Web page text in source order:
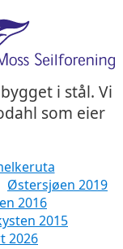
i stål. Vi
som eier
Østersjøen 2019
2016
2015
2026